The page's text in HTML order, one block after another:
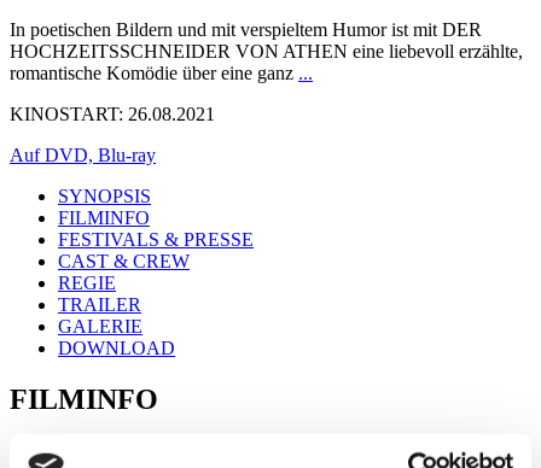
In poetischen Bildern und mit verspieltem Humor ist mit DER
HOCHZEITSSCHNEIDER VON ATHEN eine liebevoll erzählte,
romantische Komödie über eine ganz ...
KINOSTART: 26.08.2021
Auf DVD, Blu-ray
SYNOPSIS
FILMINFO
FESTIVALS & PRESSE
CAST & CREW
REGIE
TRAILER
GALERIE
DOWNLOAD
FILMINFO
Spielfilm, Griechenland, Deutschland 2020, 100 Minuten